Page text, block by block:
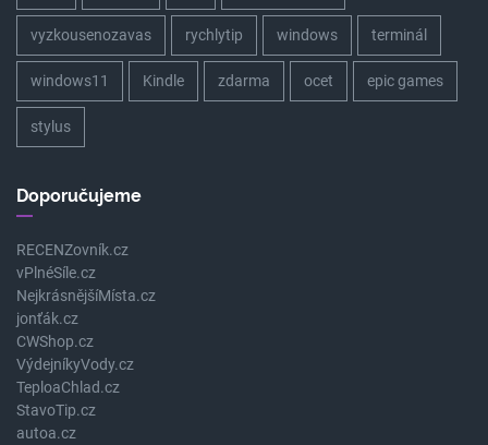
vyzkousenozavas rychlytip windows terminál
windows11 Kindle zdarma ocet epic games
stylus
Doporučujeme
RECENZovník.cz
vPlnéSíle.cz
NejkrásnějšíMísta.cz
jonťák.cz
CWShop.cz
VýdejníkyVody.cz
TeploaChlad.cz
StavoTip.cz
autoa.cz